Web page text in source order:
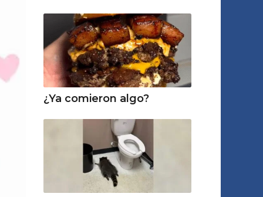
¿Ya comieron algo?